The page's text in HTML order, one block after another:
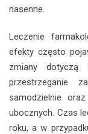
nasenne.
Leczenie
efekty często
zmiany
przestrzeganie
samodzielnie
ubocznych. Czas
roku, a w